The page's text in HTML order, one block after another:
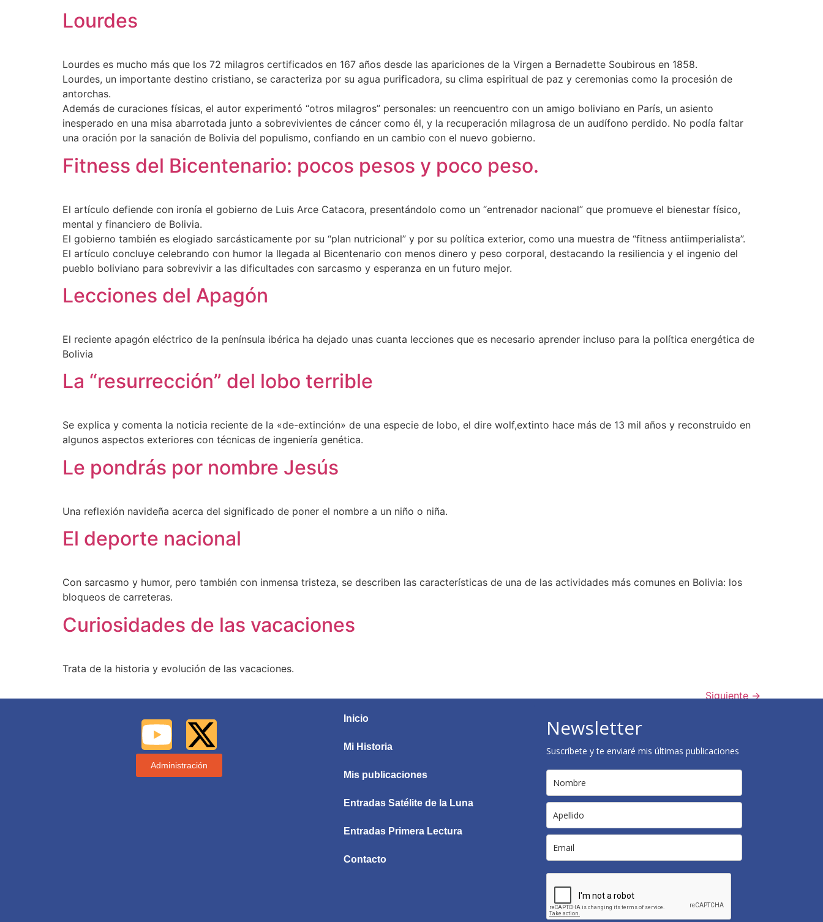
Lourdes
Lourdes es mucho más que los 72 milagros certificados en 167 años desde las apariciones de la Virgen a Bernadette Soubirous en 1858.
Lourdes, un importante destino cristiano, se caracteriza por su agua purificadora, su clima espiritual de paz y ceremonias como la procesión de
antorchas.
Además de curaciones físicas, el autor experimentó “otros milagros” personales: un reencuentro con un amigo boliviano en París, un asiento
inesperado en una misa abarrotada junto a sobrevivientes de cáncer como él, y la recuperación milagrosa de un audífono perdido. No podía faltar
una oración por la sanación de Bolivia del populismo, confiando en un cambio con el nuevo gobierno.
Fitness del Bicentenario: pocos pesos y poco peso.
El artículo defiende con ironía el gobierno de Luis Arce Catacora, presentándolo como un “entrenador nacional” que promueve el bienestar físico,
mental y financiero de Bolivia.
El gobierno también es elogiado sarcásticamente por su “plan nutricional” y por su política exterior, como una muestra de “fitness antiimperialista”.
El artículo concluye celebrando con humor la llegada al Bicentenario con menos dinero y peso corporal, destacando la resiliencia y el ingenio del
pueblo boliviano para sobrevivir a las dificultades con sarcasmo y esperanza en un futuro mejor.
Lecciones del Apagón
El reciente apagón eléctrico de la península ibérica ha dejado unas cuanta lecciones que es necesario aprender incluso para la política energética de
Bolivia
La “resurrección” del lobo terrible
Se explica y comenta la noticia reciente de la «de-extinción» de una especie de lobo, el dire wolf,extinto hace más de 13 mil años y reconstruido en
algunos aspectos exteriores con técnicas de ingeniería genética.
Le pondrás por nombre Jesús
Una reflexión navideña acerca del significado de poner el nombre a un niño o niña.
El deporte nacional
Con sarcasmo y humor, pero también con inmensa tristeza, se describen las características de una de las actividades más comunes en Bolivia: los
bloqueos de carreteras.
Curiosidades de las vacaciones
Trata de la historia y evolución de las vacaciones.
Siguiente →
Administración
Inicio
Mi Historia
Mis publicaciones
Entradas Satélite de la Luna
Entradas Primera Lectura
Contacto
Newsletter
Suscríbete y te enviaré mis últimas publicaciones